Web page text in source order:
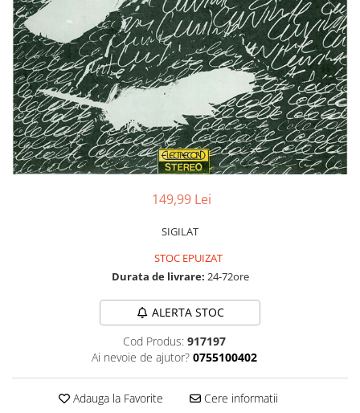
Viniluri Românești
Colecția Electrecord
149,99 Lei
SIGILAT
STOC EPUIZAT
Durata de livrare: 24-72ore
ALERTA STOC
Cod Produs: 917197
Ai nevoie de ajutor? 0755100402
Adauga la Favorite Cere informatii